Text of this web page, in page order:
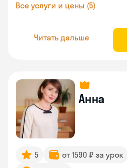
Все услуги и цены (5)
Читать дальше
Анна
5 от 1590 ₽ за урок